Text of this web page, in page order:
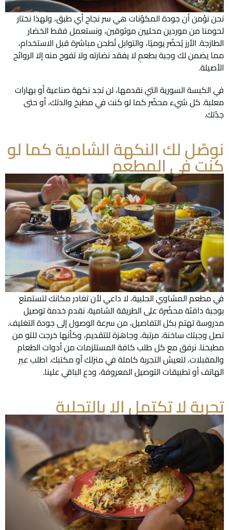
نحن نؤمن أن جودة المكوّنات هي سر نجاح أي طبق، ولهذا نختار
لحومنا من موردين محليين موثوقين، ونستعمل فقط الخضار
الطازجة. الأرز يُحضّر يوميًا، والتوابل تُطحن مباشرة قبل الاستخدام،
مما يضمن لك وجبة بطعمٍ لا يفقد نضارته ولا تفوح منه إلا الروائح
الأصيلة.
في الكبسة السورية التي نقدمها، لن تجد نكهة صناعية أو بهارات
معلبة. كل شيء محضّر كما لو كنت في مطبخ والدتك، أو حتى
جدّتك.
نوصّل لك النكهة الشامية كما لو
كنت في المطعم
في مطعم المشاوي الحلبية، لا داعي لأن تغادر مكانك لتستمتع
بوجبة دافئة محضّرة على الطريقة الشامية. نقدم خدمة توصيل
مدروسة تهتم بكل التفاصيل، من سرعة الوصول إلى جودة التغليف.
تصل وجبتك ساخنة، مرتبة، وجاهزة للتقديم، وكأنها خرجت للتو من
مطبخنا. نرفق مع كل طلب كافة المستلزمات من أدوات الطعام
والمقبلات، لتعيش التجربة كاملة في منزلك أو مكتبك. اطلب عبر
الهاتف أو تطبيقات التوصيل المعروفة، ودع الباقي علينا.
تجربة لا تكتمل إلا بالتحلية